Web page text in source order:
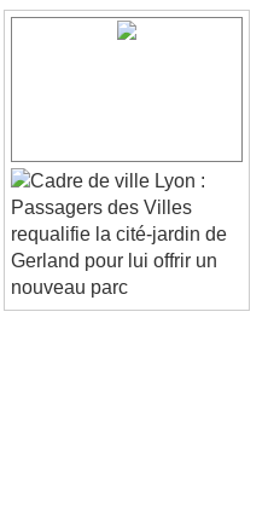
Lyon :
Passagers des Villes
requalifie la cité-jardin de
Gerland pour lui offrir un
nouveau parc